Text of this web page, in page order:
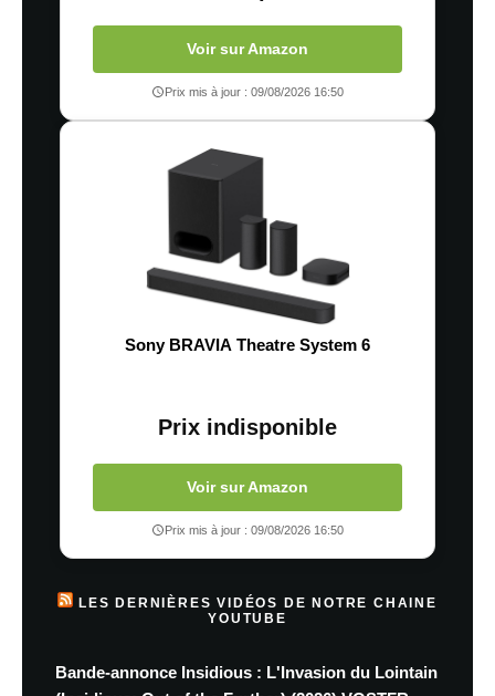
Voir sur Amazon
Prix mis à jour : 09/08/2026 16:50
Sony BRAVIA Theatre System 6
Prix indisponible
Voir sur Amazon
Prix mis à jour : 09/08/2026 16:50
LES DERNIÈRES VIDÉOS DE NOTRE CHAINE
YOUTUBE
Bande-annonce Insidious : L'Invasion du Lointain